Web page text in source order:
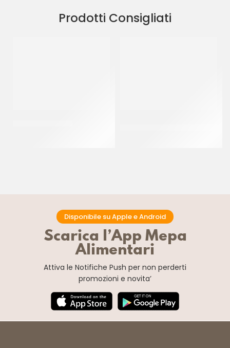
Prodotti Consigliati
Disponibile su Apple e Android
Scarica l’App Mepa
Alimentari
Attiva le Notifiche Push per non perderti
promozioni e novita’